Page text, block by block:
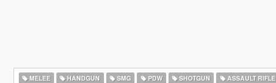
MELEE HANDGUN SMG PDW SHOTGUN ASSAULT RIFLE